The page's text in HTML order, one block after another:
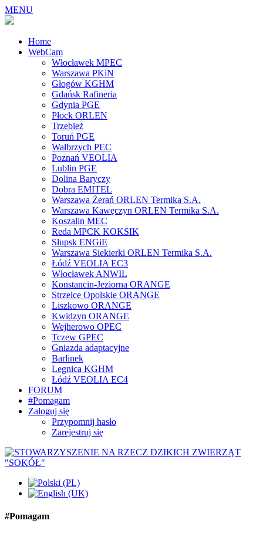
MENU
Home
WebCam
Włocławek MPEC
Warszawa PKiN
Głogów KGHM
Gdańsk Rafineria
Gdynia PGE
Płock ORLEN
Trzebież
Toruń PGE
Wałbrzych PEC
Poznań VEOLIA
Lublin PGE
Dolina Baryczy
Dobra EMITEL
Warszawa Żerań ORLEN Termika S.A.
Warszawa Kawęczyn ORLEN Termika S.A.
Koszalin MEC
Reda MPCK KOKSIK
Słupsk ENGiE
Warszawa Siekierki ORLEN Termika S.A.
Łódź VEOLIA EC3
Włocławek ANWIL
Konstancin-Jeziorna ORANGE
Strzelce Opolskie ORANGE
Liszkowo ORANGE
Kwidzyn ORANGE
Wejherowo OPEC
Tczew GPEC
Gniazda adaptacyjne
Barlinek
Legnica KGHM
Łódź VEOLIA EC4
FORUM
#Pomagam
Zaloguj się
Przypomnij hasło
Zarejestruj się
#Pomagam